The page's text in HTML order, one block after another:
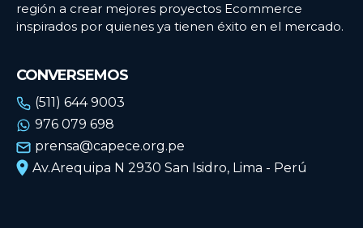
región a crear mejores proyectos Ecommerce
inspirados por quienes ya tienen éxito en el mercado.
CONVERSEMOS
(511) 644 9003
976 079 698
prensa@capece.org.pe
Av.Arequipa N 2930 San Isidro, Lima - Perú